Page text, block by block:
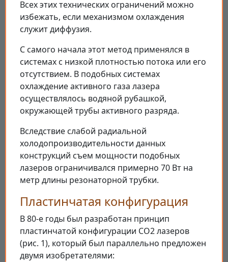
Всех этих технических ограничений можно
избежать, если механизмом охлаждения
служит диффузия.
С самого начала этот метод применялся в
системах с низкой плотностью потока или его
отсутствием. В подобных системах
охлаждение активного газа лазера
осуществлялось водяной рубашкой,
окружающей трубы активного разряда.
Вследствие слабой радиальной
холодопроизводительности данных
конструкций съем мощности подобных
лазеров ограничивался примерно 70 Вт на
метр длины резонаторной трубки.
Пластинчатая конфигурация
В 80-е годы был разработан принцип
пластинчатой конфигурации CO2 лазеров
(рис. 1), который был параллельно предложен
двумя изобретателями: